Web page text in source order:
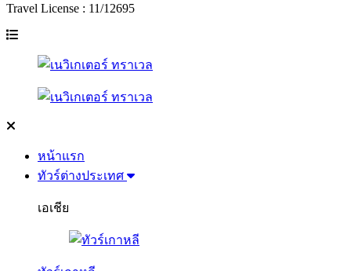
Travel License : 11/12695
หน้าแรก
ทัวร์ต่างประเทศ
เอเชีย